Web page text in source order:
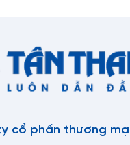
cổ phần thương